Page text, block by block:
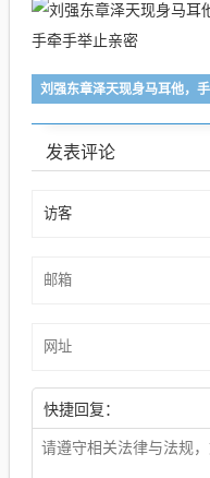
发表评论
快捷回复：